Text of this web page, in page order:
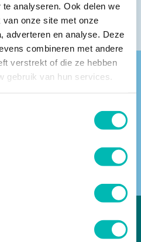
analyseren. Ook delen we
onze site met onze
adverteren en analyse. Deze
combineren met andere
verstrekt of die ze hebben
gebruik van hun services.
bij jou in de buurt